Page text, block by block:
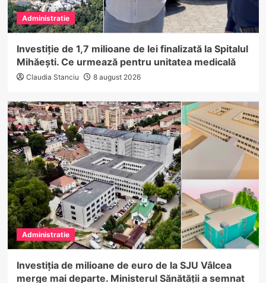
Administratie
Investiție de 1,7 milioane de lei finalizată la Spitalul
Mihăești. Ce urmează pentru unitatea medicală
Claudia Stanciu 8 august 2026
Administratie
Investiția de milioane de euro de la SJU Vâlcea
merge mai departe. Ministerul Sănătății a semnat